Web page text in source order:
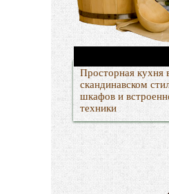
Просторная кухня
скандинавском
шкафов и
техники